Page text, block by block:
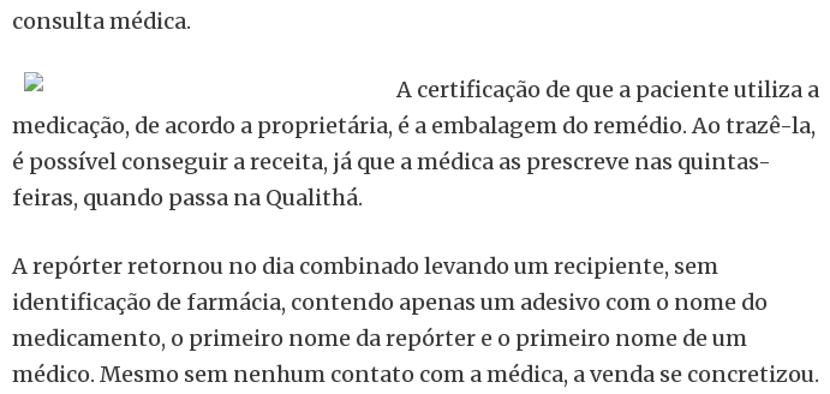
consulta médica.
A certificação de que a paciente utiliza a
medicação, de acordo a proprietária, é a embalagem do remédio. Ao trazê-la,
é possível conseguir a receita, já que a médica as prescreve nas quintas-
feiras, quando passa na Qualithá.
A repórter retornou no dia combinado levando um recipiente, sem
identificação de farmácia, contendo apenas um adesivo com o nome do
medicamento, o primeiro nome da repórter e o primeiro nome de um
médico. Mesmo sem nenhum contato com a médica, a venda se concretizou.